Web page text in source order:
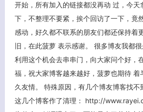
开始，所有加入的链接都没再动 过，今天
下，不整理不要紧，挨个回访了一下，竟
感动，好久都不联系的朋友们都还保持着
旧，在此菠萝 表示感谢。 很多博友我都
利用这个机会去串串门，向大家问个好，
福，祝大家博客越来越好，菠萝也期待 着
久友情。 特殊原因，有几个博友博客找不
这几个博客作了清理： http://